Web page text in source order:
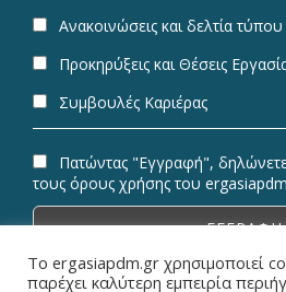
Ανακοινώσεις και δελτία τύπου
Προκηρύξεις και Θέσεις
Συμβουλές Καριέρας
Πατώντας "Εγγραφή",
τους όρους χρήσης του
Το ergasiapdm.gr χρησιμοποιεί
παρέχει καλύτερη εμπειρία